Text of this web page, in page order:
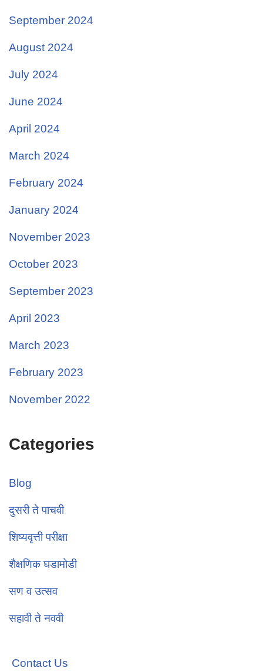
September 2024
August 2024
July 2024
June 2024
April 2024
March 2024
February 2024
January 2024
November 2023
October 2023
September 2023
April 2023
March 2023
February 2023
November 2022
Categories
Blog
दुसरी ते पाचवी
शिष्यवृत्ती परीक्षा
शैक्षणिक घडामोडी
सण व उत्सव
सहावी ते नववी
Contact Us